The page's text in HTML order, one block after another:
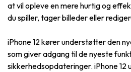
at vil opleve en mere hurtig og
du spiller, tager billeder eller
iPhone 12 kører understøtter den
som giver adgang til de nyeste
sikkerhedsopdateringer. iPhone